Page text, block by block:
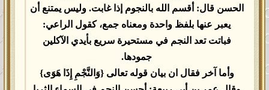
الحسن قال: أقسم الله بالنجوم إذا غابت. وليس يمتنع أن
يعبر عنها بلفظ واحدة ومعناه جمع، كقول الراعي:
فباتت تعد النجم في مستحيرة سريع بأيدي الآكلين
جمودها.
وأما آخر فقال ان بيان قوله تعالى {وَالنَّجْمِ إِذَا هَوَى}